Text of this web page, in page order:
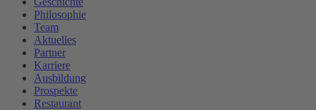
Philosophie
Team
Aktuelles
Partner
Karriere
Ausbildung
Prospekte
Restaurant